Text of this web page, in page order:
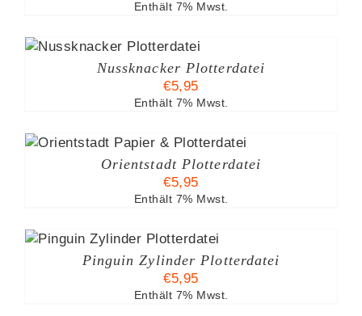
Enthält 7% Mwst.
Nussknacker Plotterdatei
€5,95
Enthält 7% Mwst.
Orientstadt Plotterdatei
€5,95
Enthält 7% Mwst.
Pinguin Zylinder Plotterdatei
€5,95
Enthält 7% Mwst.